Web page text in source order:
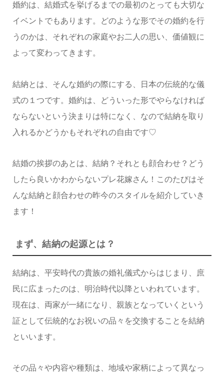
婚約は、結婚式を挙げるまでの最初のとっても大切な
イベントでもあります。どのような形でその婚約を行
うのかは、それぞれの家庭やお二人の思い、価値観に
よって変わってきます。
結納とは、そんな婚約の際にする、日本の伝統的な儀
式の１つです。婚約は、どういった形でやらなければ
ならないという決まりは特になく、なので結納を取り
入れるかどうかもそれぞれの自由です♡
結婚の挨拶のあとは、結納？それとも顔合わせ？どう
したら良いかわからないプレ花嫁さん！このたびはそ
んな結納と顔合わせの昨今のスタイルを紹介していき
ます！
まず、結納の起源とは？
結納は、平安時代の貴族の婚礼儀式からはじまり、庶
民に広まったのは、明治時代以降といわれています。
現在は、両家が一緒になり、親族となっていくという
証として伝統的なお祝いの品々を交換することを結納
といいます。
その品々や内容や種類は、地域や家柄によって異なっ